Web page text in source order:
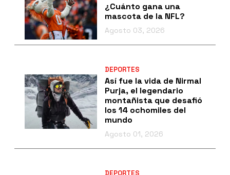
¿Cuánto gana una
mascota de la NFL?
Agosto 03, 2026
DEPORTES
Así fue la vida de Nirmal
Purja, el legendario
montañista que desafió
los 14 ochomiles del
mundo
Agosto 01, 2026
DEPORTES